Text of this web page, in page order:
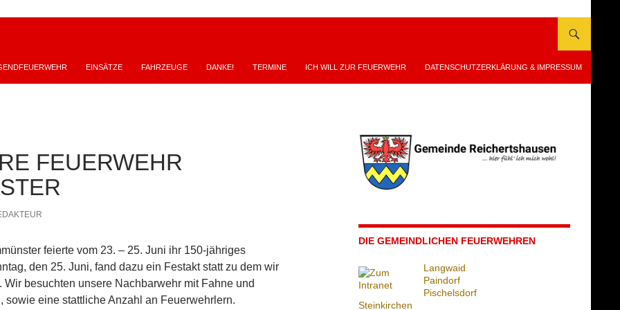
EINSÄTZE FAHRZEUGE DANKE! TERMINE ICH WILL ZUR FEUERWEHR DATENSCHUTZERKLÄRUNG & IMPRESSUM
FEUERWEHR
feierte vom 23. – 25. Juni ihr 150-jähriges
den 25. Juni, fand dazu ein Festakt statt zu dem wir
besuchten unsere Nachbarwehr mit Fahne und
sowie eine stattliche Anzahl an Feuerwehrlern.
DIE GEMEINDLICHEN FEUERWEHREN
Langwaid
Paindorf
Pischelsdorf
Steinkirchen